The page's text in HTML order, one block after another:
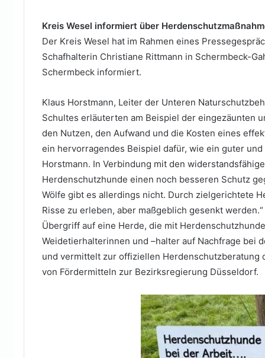
Kreis Wesel informiert über
Der Kreis Wesel hat im Rahmen eines
Schafhalterin Christiane Rittmann in Schermbeck-
Schermbeck informiert.
Klaus Horstmann, Leiter der Unteren
Schultes erläuterten am Beispiel der eingezäunten
den Nutzen, den Aufwand und die Kosten eines
ein hervorragendes Beispiel dafür, wie ein guter
Horstmann. In Verbindung mit den
Herdenschutzhunde einen noch besseren Schutz
Wölfe gibt es allerdings nicht. Durch zielgerichtete
Risse zu erleben, aber maßgeblich gesenkt
Übergriff auf eine Herde, die mit
Weidetierhalterinnen und –halter auf Nachfrage bei
und vermittelt zur offiziellen Herdenschutzberatung
von Fördermitteln zur Bezirksregierung Düsseldorf.